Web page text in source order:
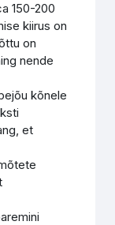
150-200
kiirus on
on
nende
kõnele
et